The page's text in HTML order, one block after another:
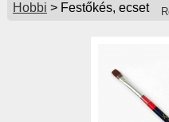
Hobbi > Festőkés, ecset